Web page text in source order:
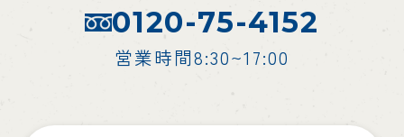
0120-75-4152
営業時間8:30~17:00